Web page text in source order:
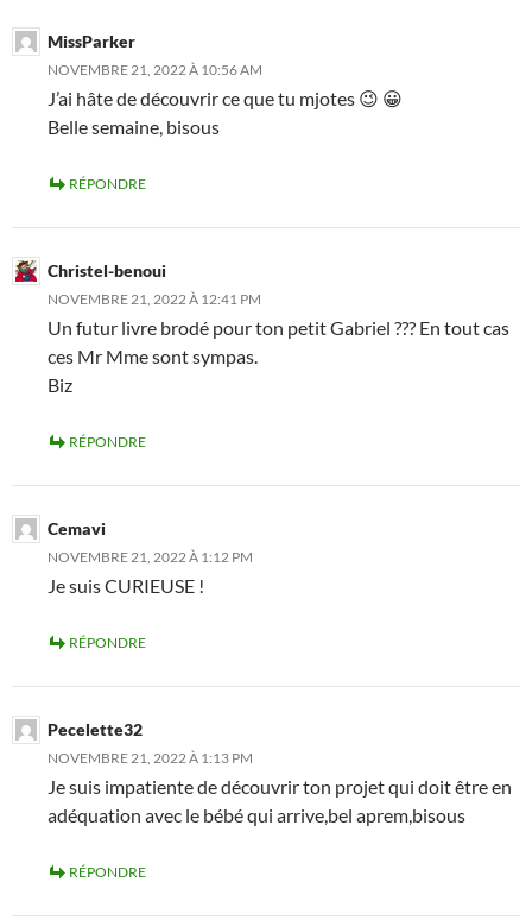
MissParker
NOVEMBRE 21, 2022 À 10:56 AM
J’ai hâte de découvrir ce que tu mjotes 😉 😀
Belle semaine, bisous
RÉPONDRE
Christel-benoui
NOVEMBRE 21, 2022 À 12:41 PM
Un futur livre brodé pour ton petit Gabriel ??? En tout cas
ces Mr Mme sont sympas.
Biz
RÉPONDRE
Cemavi
NOVEMBRE 21, 2022 À 1:12 PM
Je suis CURIEUSE !
RÉPONDRE
Pecelette32
NOVEMBRE 21, 2022 À 1:13 PM
Je suis impatiente de découvrir ton projet qui doit être en
adéquation avec le bébé qui arrive,bel aprem,bisous
RÉPONDRE